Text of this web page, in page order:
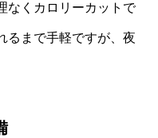
なくカロリーカットで
るまで手軽ですが、夜